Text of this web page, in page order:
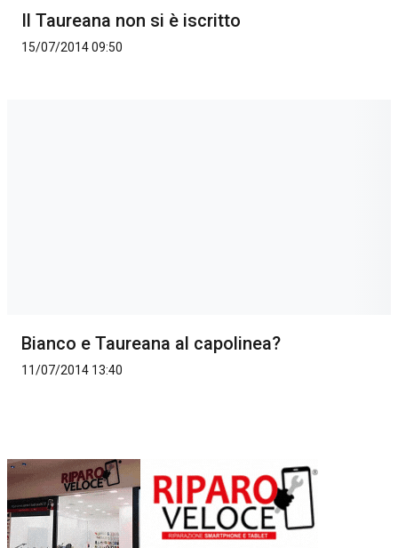
Il Taureana non si è iscritto
15/07/2014 09:50
Bianco e Taureana al capolinea?
11/07/2014 13:40